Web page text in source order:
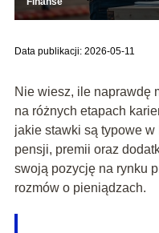
Data publikacji: 2026-05-11
Nie wiesz, ile naprawdę
na różnych etapach
jakie stawki są typowe
pensji, premii oraz
swoją pozycję na rynku
rozmów o pieniądzach.